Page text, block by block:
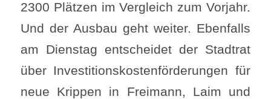
2300 Plätzen im Vergleich zum Vorjahr.
Und der Ausbau geht weiter. Ebenfalls
am Dienstag entscheidet der Stadtrat
über Investitionskostenförderungen für
neue Krippen in Freimann, Laim und